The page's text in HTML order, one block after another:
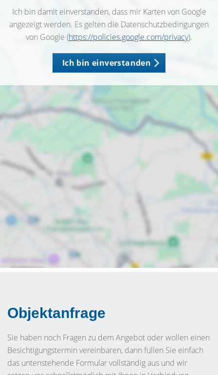
Ich bin damit einverstanden, dass mir Karten von Google
angezeigt werden. Es gelten die Datenschutzbedingungen
von Google (https://policies.google.com/privacy).
Ich bin einverstanden
Objektanfrage
Sie haben noch Fragen zu dem Angebot oder wollen einen
Besichtigungstermin vereinbaren, dann füllen Sie einfach
das untenstehende Formular vollständig aus und wir